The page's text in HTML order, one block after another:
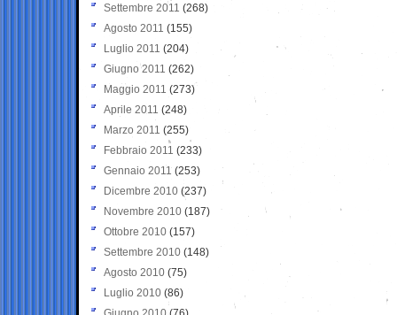
Settembre 2011 (268)
Agosto 2011 (155)
Luglio 2011 (204)
Giugno 2011 (262)
Maggio 2011 (273)
Aprile 2011 (248)
Marzo 2011 (255)
Febbraio 2011 (233)
Gennaio 2011 (253)
Dicembre 2010 (237)
Novembre 2010 (187)
Ottobre 2010 (157)
Settembre 2010 (148)
Agosto 2010 (75)
Luglio 2010 (86)